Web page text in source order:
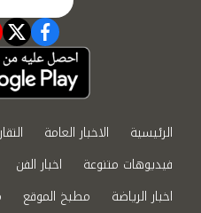
الرئيسية الاخبار العامة
فيديوهات متنوعة
اخبار الفن
اخبار الرياضة
مطبخ الموقع